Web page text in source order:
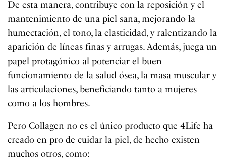
De esta manera, contribuye con la reposición y el
mantenimiento de una piel sana, mejorando la
humectación, el tono, la elasticidad, y ralentizando la
aparición de líneas finas y arrugas. Además, juega un
papel protagónico al potenciar el buen
funcionamiento de la salud ósea, la masa muscular y
las articulaciones, beneficiando tanto a mujeres
como a los hombres.
Pero Collagen no es el único producto que 4Life ha
creado en pro de cuidar la piel, de hecho existen
muchos otros, como: